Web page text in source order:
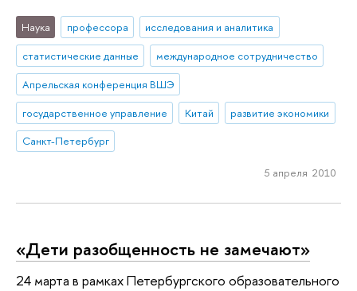
Наука профессора
исследования и аналитика
статистические данные
международное сотрудничество
Апрельская конференция ВШЭ
государственное управление
Китай
развитие экономики
Санкт-Петербург
5 апреля 2010
«Дети разобщенность не замечают»
24 марта в рамках Петербургского образовательного